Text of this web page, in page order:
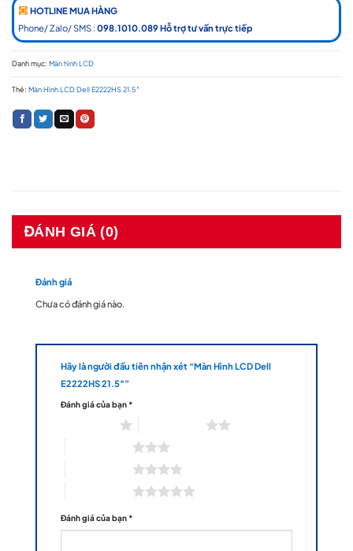
HOTLINE MUA HÀNG
Phone/ Zalo/ SMS : 098.1010.089 Hỗ trợ tư vấn trực tiếp
Danh mục: Màn hình LCD
Thẻ: Màn Hình LCD Dell E2222HS 21.5″
ĐÁNH GIÁ (0)
Đánh giá
Chưa có đánh giá nào.
Hãy là người đầu tiên nhận xét “Màn Hình LCD Dell
E2222HS 21.5″”
Đánh giá của bạn *
Đánh giá của bạn *